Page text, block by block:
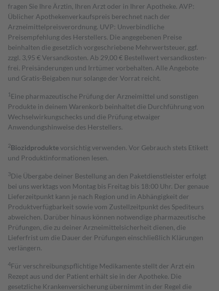
fragen Sie Ihre Ärztin, Ihren Arzt oder in Ihrer Apotheke. AVP:
Üblicher Apothekenverkaufspreis berechnet nach der
Arzneimittelpreisverordnung. UVP: Unverbindliche
Preisempfehlung des Herstellers. Die angegebenen Preise
beinhalten die gesetzlich vorgeschriebene Mehrwertsteuer, ggf.
zzgl. 3,95 € Versandkosten. Ab 29,00 € Bestell­wert versand­kosten­
frei. Preisänderungen und Irrtümer vorbehalten. Alle Angebote
und Gratis-Beigaben nur solange der Vorrat reicht.
1 Eine pharmazeutische Prüfung der Arzneimittel und sonstigen
Produkte in deinem Warenkorb beinhaltet die Durchführung von
Wechselwirkungschecks und die Prüfung etwaiger
Anwendungshinweise des Herstellers.
2Biozidproduktevorsichtig verwenden. Vor Gebrauch stets Etikett
und Produktinformationen lesen.
3Die Übergabe deiner Bestellung an den Paketdienstleister erfolgt
bei uns werktags von Montag bis Freitag bis 18:00 Uhr. Der genaue
Lieferzeitpunkt kann je nach Region und in Abhängigkeit der
Produktverfügbarkeit sowie vom Zustellzeitpunkt des Spediteurs
abweichen. Darüber hinaus können notwendige pharmazeutische
Prüfungen, die zu deiner Arzneimittelsicherheit dienen, die
Lieferfrist um die Dauer der Prüfungen einschließlich Klärungen
verlängern.
4Für verschreibungspflichtige Medikamente stellt der Arzt ein
Rezept aus und der Patient erhält sie in der Apotheke. Die
gesetzliche Krankenversicherung übernimmt in der Regel die